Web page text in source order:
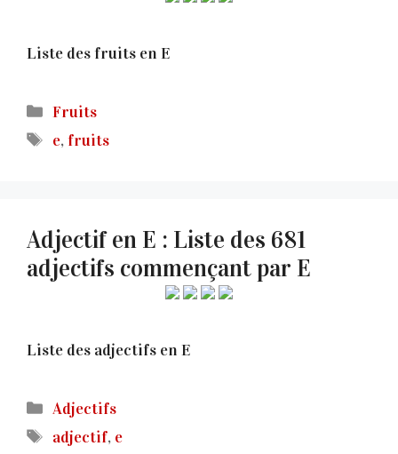
Liste des fruits en E
Catégories
Fruits
Étiquettes
e,fruits
Adjectif en E : Liste des 681
adjectifs commençant par E
Liste des adjectifs en E
Catégories
Adjectifs
Étiquettes
adjectif, e